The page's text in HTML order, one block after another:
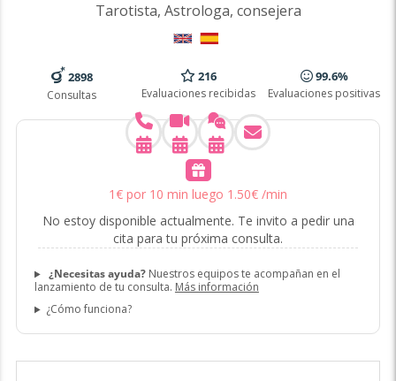
Tarotista, Astrologa, consejera
2898
Consultas
216
Evaluaciones recibidas
99.6%
Evaluaciones positivas
1€ por 10 min luego 1 .50€ /min
No estoy disponible actualmente. Te invito a pedir una
cita para tu próxima consulta.
¿Necesitas ayuda?Nuestros equipos te acompañan en el
lanzamiento de tu consulta. Más información
¿Cómo funciona?